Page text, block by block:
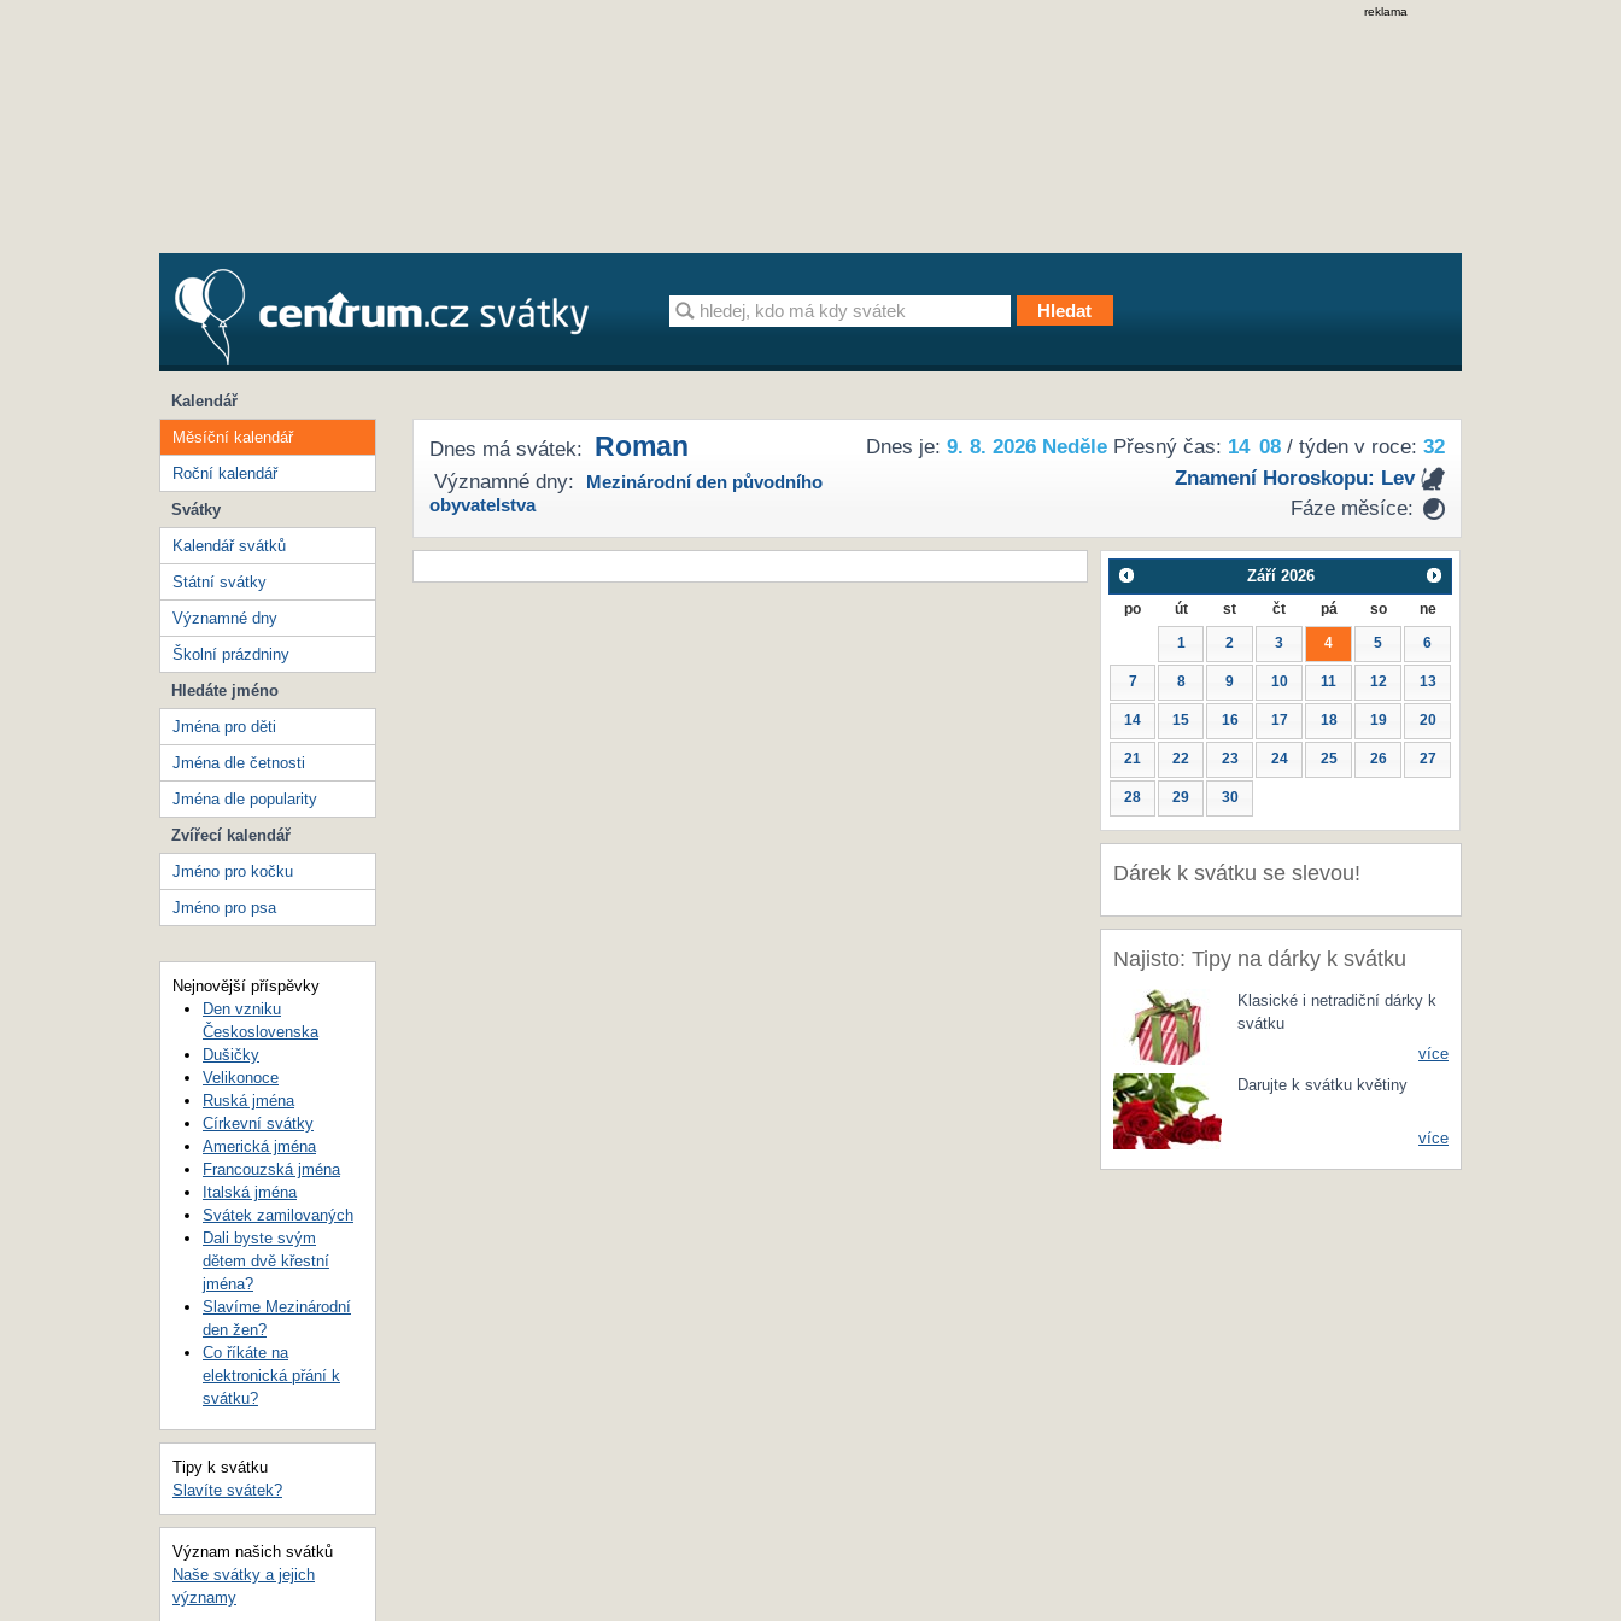
reklama
Dnes je: 9. 8. 2026 NedělePřesný čas: 14 08/ týden v roce: 32
Znamení Horoskopu: Lev
Fáze měsíce:
Dnes má svátek: Roman
Významné dny:
Mezinárodní den původního
obyvatelstva
Září 2026
po út st čt pá so ne
1 2 3 4 5 6
7 8 9 10 11 12 13
14 15 16 17 18 19 20
21 22 23 24 25 26 27
28 29 30
Dárek k svátku se slevou!
Najisto: Tipy na dárky k svátku
Klasické i netradiční dárky k
svátku
více
Darujte k svátku květiny
více
Kalendář
Měsíční kalendář
Roční kalendář
Svátky
Kalendář svátků
Státní svátky
Významné dny
Školní prázdniny
Hledáte jméno
Jména pro děti
Jména dle četnosti
Jména dle popularity
Zvířecí kalendář
Jméno pro kočku
Jméno pro psa
Nejnovější příspěvky
Den vzniku
Československa
Dušičky
Velikonoce
Ruská jména
Církevní svátky
Americká jména
Francouzská jména
Italská jména
Svátek zamilovaných
Dali byste svým
dětem dvě křestní
jména?
Slavíme Mezinárodní
den žen?
Co říkáte na
elektronická přání k
svátku?
Tipy k svátku
Slavíte svátek?
Význam našich svátků
Naše svátky a jejich
významy